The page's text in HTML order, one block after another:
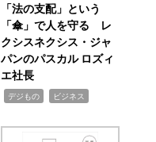
「法の支配」という
「傘」で人を守る レ
クシスネクシス・ジャ
パンのパスカル ロズィ
エ社長
デジもの ビジネス